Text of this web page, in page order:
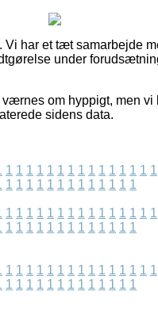
har et tæt samarbejde
under
om hyppigt, men
sidens data.
1 1 1 1 1 1 1 1 1 1 1 1 1 1 1
1 1 1 1 1 1 1 1 1 1 1 1 1
1 1 1 1 1 1 1 1 1 1 1 1 1 1 1
1 1 1 1 1 1 1 1 1 1 1 1 1
1 1 1 1 1 1 1 1 1 1 1 1 1 1 1
1 1 1 1 1 1 1 1 1 1 1 1 1